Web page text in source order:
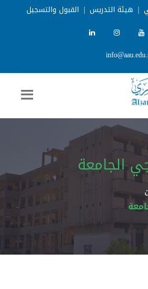
| هيئة التدريس | القبول والتسجيل
الجامعة